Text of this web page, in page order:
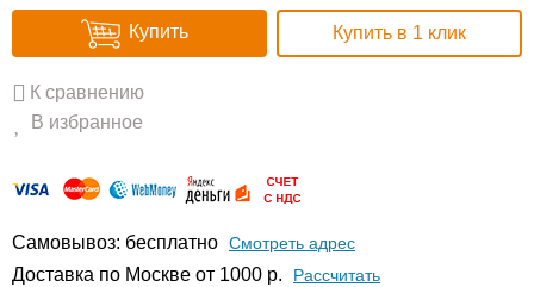
Купить Купить в 1 клик
К сравнению
В избранное
Самовывоз: бесплатно Смотреть адрес
Доставка по Москве от 1000 р. Расcчитать